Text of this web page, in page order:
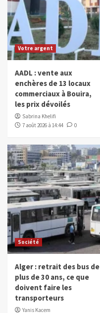
Votre argent
AADL : vente aux
enchères de 13 locaux
commerciaux à Bouira,
les prix dévoilés
Sabrina Khelifi
7 août 2026 à 14:44
0
Société
Alger : retrait des bus de
plus de 30 ans, ce que
doivent faire les
transporteurs
Yanis Kacem